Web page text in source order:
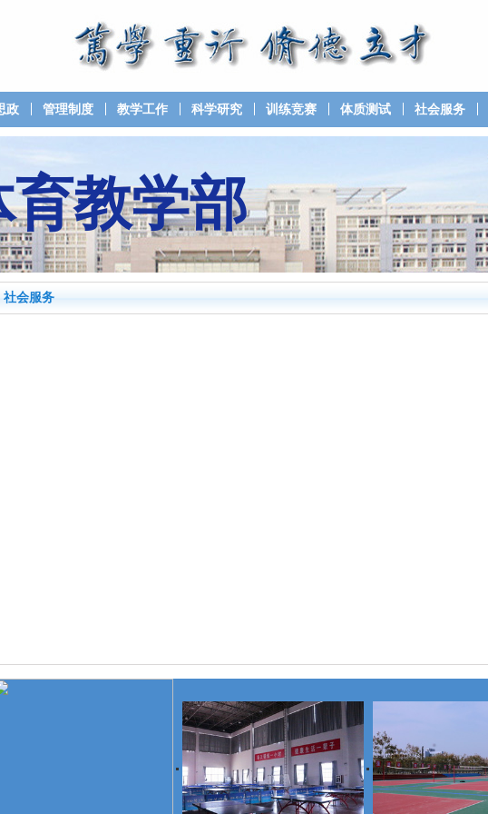
政 管理制度 教学工作 科学研究 训练竞赛 体质测试 社会服务
育教学部
社会服务